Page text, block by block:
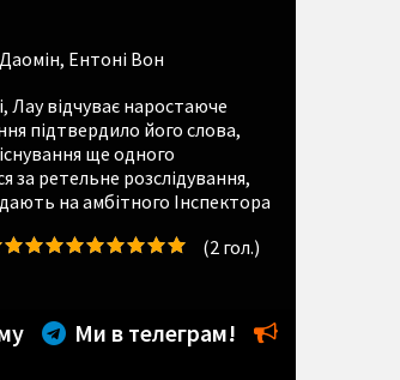
, Ентоні Вон
Лау відчуває наростаюче
підтвердило його слова,
ще одного
за ретельне розслідування,
на амбітного Інспектора
(2 гол.)
Ми в телеграм!